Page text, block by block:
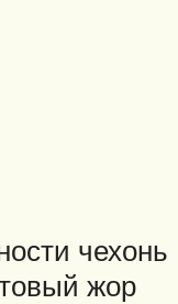
чехонь
жор